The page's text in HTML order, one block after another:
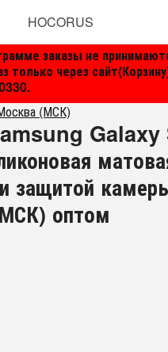
заказы не
через
HOCORUS
(МСК)
Galaxy
защитой
оптом